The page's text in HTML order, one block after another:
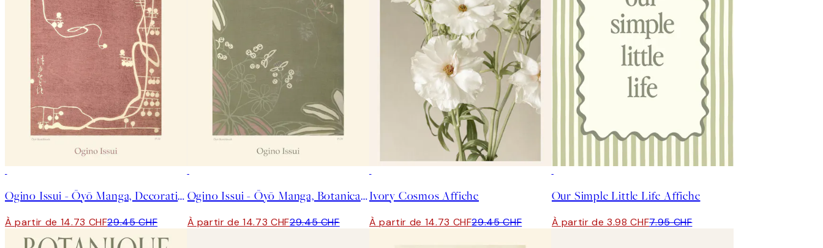
Ogino Issui - Ōyō Manga, Decorative Study Affiche
À partir de 14.73 CHF29.45 CHF
Ogino Issui - Ōyō Manga, Botanical Study Affiche
À partir de 14.73 CHF29.45 CHF
Ivory Cosmos Affiche
À partir de 14.73 CHF29.45 CHF
Our Simple Little Life Affiche
À partir de 3.98 CHF7.95 CHF